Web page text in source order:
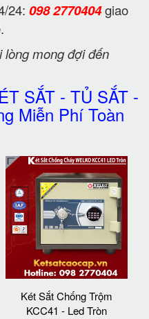
24: 098 2770404giao
mong đợi đến
SẮT - TỦ SẮT -
Miễn Phí Toàn
Két Sắt Chống Trộm
KCC41 - Led Tròn